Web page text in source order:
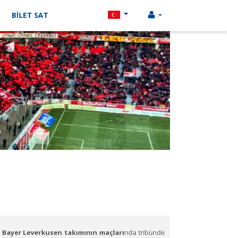
BİLET SAT
Bayer Leverkusen takımının maçlarında tribünde